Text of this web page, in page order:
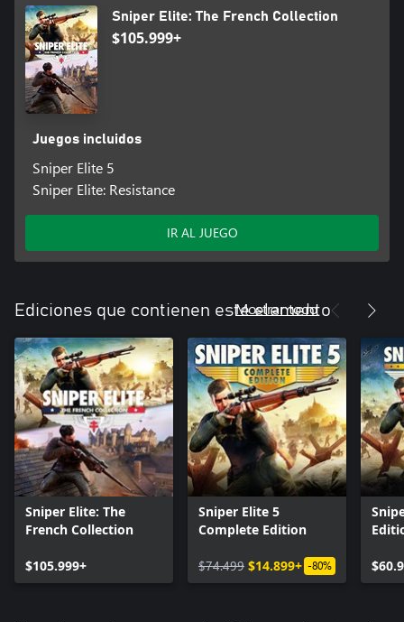
Sniper Elite: The French Collection
$105.999+
Juegos incluidos
Sniper Elite 5
Sniper Elite: Resistance
IR AL JUEGO
Ediciones que contienen este elemento
Mostrar todo
Sniper Elite: The
French Collection
$105.999+
Sniper Elite 5
Complete Edition
$74.499 $14.899+ -80%